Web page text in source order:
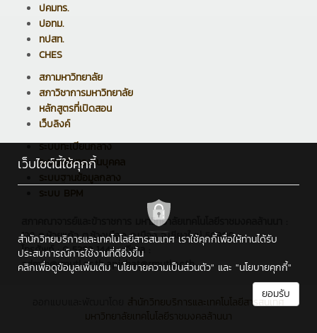
ปคมทร.
ปอทม.
ทปสท.
CHES
สภามหาวิทยาลัย
สภาวิชาการมหาวิทยาลัย
หลักสูตรที่เปิดสอน
เว็บลิงค์
ระบบทะเบียนกลาง
ระบบบริหารงานบุคคล
ระบบฐานข้อมูลกลาง
ระบบ BPM
สภาคณาจารย์และข้าราชการ มหาวิทยาลัยเทคโนโลยีราชมงคลล้านนา :
128 ถ.ห้วยแก้ว ต.ช้างเผือก อ.เมือง จ.เชียงใหม่ 50300
โทรศัพท์ : 0 5392 1444 , อีเมล :
admin@rmutl.ac.th,apichat@rmutl.ac.th
เว็บไซต์นี้ใช้คุกกี้
สำนักวิทยบริการและเทคโนโลยีสารสนเทศ เราใช้คุกกี้เพื่อให้ท่านได้รับ
ประสบการณ์การใช้งานที่ดียิ่งขึ้น
คลิกเพื่อดูข้อมูลเพิ่มเติม "นโยบายความเป็นส่วนตัว" และ "นโยบายคุกกี้"
ยอมรับ
สำนักวิทยบริการและเทคโนโลยีสารสนเทศ
มหาวิทยาลัยเทคโนโลยีราชมงคลล้านนา